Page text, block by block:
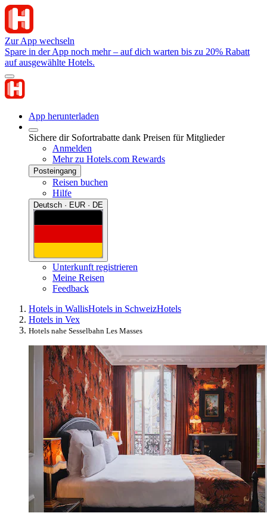
Zur App wechseln
Spare in der App noch mehr – auf dich warten bis zu 20% Rabatt
auf ausgewählte Hotels.
App herunterladen
Sichere dir Sofortrabatte dank Preisen für Mitglieder
Anmelden
Mehr zu Hotels.com Rewards
Posteingang
Reisen buchen
Hilfe
Deutsch · EUR · DE
Unterkunft registrieren
Meine Reisen
Feedback
Hotels in WallisHotels in SchweizHotels
Hotels in Vex
Hotels nahe Sesselbahn Les Masses